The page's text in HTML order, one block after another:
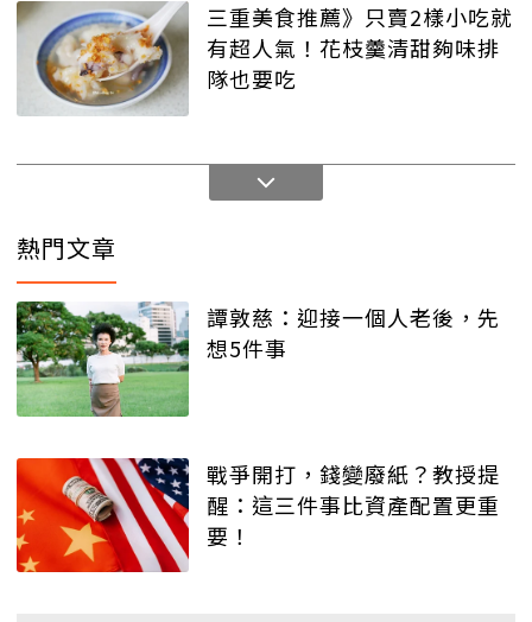
三重美食推薦》只賣2樣小吃就
有超人氣！花枝羹清甜夠味排
隊也要吃
熱門文章
譚敦慈：迎接一個人老後，先
想5件事
戰爭開打，錢變廢紙？教授提
醒：這三件事比資產配置更重
要！